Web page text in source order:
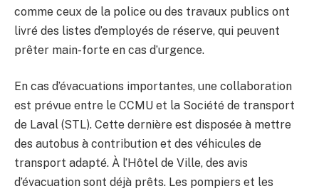
comme ceux de la police ou des travaux publics ont
livré des listes d’employés de réserve, qui peuvent
prêter main-forte en cas d’urgence.
En cas d’évacuations importantes, une collaboration
est prévue entre le CCMU et la Société de transport
de Laval (STL). Cette dernière est disposée à mettre
des autobus à contribution et des véhicules de
transport adapté. À l’Hôtel de Ville, des avis
d’évacuation sont déjà prêts. Les pompiers et les